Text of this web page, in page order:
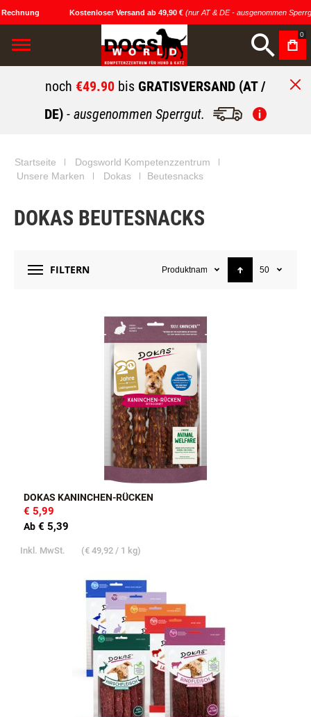
Kostenloser Versand ab 49,90 €(nur AT & DE - ausgenommen
0
noch €49.90 bis GRATISVERSAND (AT /
DE) - ausgenommen Sperrgut.
Startseite
Dogsworld Kompetenzzentrum
Unsere Marken
Dokas Beutesnacks
DOKAS BEUTESNACKS
FILTERN Produktname 50
DOKAS KANINCHEN-RÜCKEN
€ 5,99
Ab € 5,39
Inkl. MwSt. (€ 49,92 / 1 kg)